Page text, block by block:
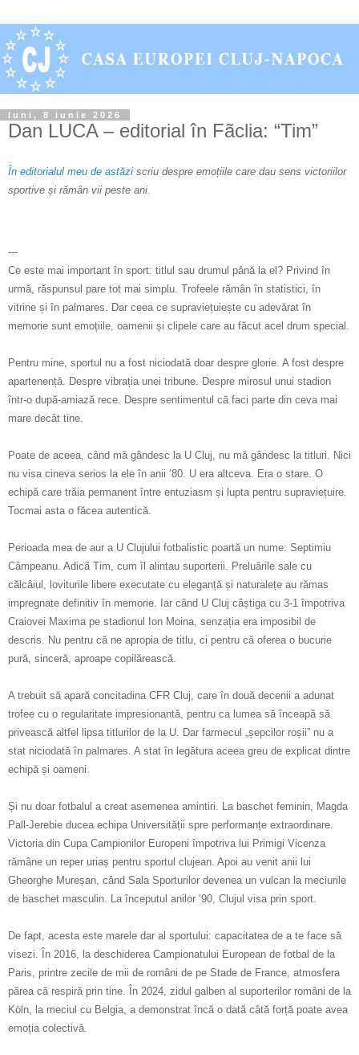
luni, 8 iunie 2026
Dan LUCA – editorial în Fãclia: “Tim”
În editorialul meu de astăzi scriu despre emoțiile care dau sens victoriilor
sportive și rămân vii peste ani.
---
Ce este mai important în sport: titlul sau drumul până la el? Privind în
urmă, răspunsul pare tot mai simplu. Trofeele rămân în statistici, în
vitrine și în palmares. Dar ceea ce supraviețuiește cu adevărat în
memorie sunt emoțiile, oamenii și clipele care au făcut acel drum special.
Pentru mine, sportul nu a fost niciodată doar despre glorie. A fost despre
apartenență. Despre vibrația unei tribune. Despre mirosul unui stadion
într-o după-amiază rece. Despre sentimentul că faci parte din ceva mai
mare decât tine.
Poate de aceea, când mă gândesc la U Cluj, nu mă gândesc la titluri. Nici
nu visa cineva serios la ele în anii ’80. U era altceva. Era o stare. O
echipă care trăia permanent între entuziasm și lupta pentru supraviețuire.
Tocmai asta o făcea autentică.
Perioada mea de aur a U Clujului fotbalistic poartă un nume: Septimiu
Câmpeanu. Adicã Tim, cum îl alintau suporterii. Preluările sale cu
călcâiul, loviturile libere executate cu eleganță și naturalețe au rămas
impregnate definitiv în memorie. Iar când U Cluj câștiga cu 3-1 împotriva
Craiovei Maxima pe stadionul Ion Moina, senzația era imposibil de
descris. Nu pentru că ne apropia de titlu, ci pentru că oferea o bucurie
pură, sinceră, aproape copilărească.
A trebuit să apară concitadina CFR Cluj, care în două decenii a adunat
trofee cu o regularitate impresionantă, pentru ca lumea să înceapă să
privească altfel lipsa titlurilor de la U. Dar farmecul „șepcilor roșii” nu a
stat niciodată în palmares. A stat în legătura aceea greu de explicat dintre
echipă și oameni.
Și nu doar fotbalul a creat asemenea amintiri. La baschet feminin, Magda
Pall-Jerebie ducea echipa Universității spre performanțe extraordinare.
Victoria din Cupa Campionilor Europeni împotriva lui Primigi Vicenza
rămâne un reper uriaș pentru sportul clujean. Apoi au venit anii lui
Gheorghe Mureșan, când Sala Sporturilor devenea un vulcan la meciurile
de baschet masculin. La începutul anilor ’90, Clujul visa prin sport.
De fapt, acesta este marele dar al sportului: capacitatea de a te face să
visezi. În 2016, la deschiderea Campionatului European de fotbal de la
Paris, printre zecile de mii de români de pe Stade de France, atmosfera
părea că respiră prin tine. În 2024, zidul galben al suporterilor români de la
Köln, la meciul cu Belgia, a demonstrat încă o dată câtă forță poate avea
emoția colectivă.